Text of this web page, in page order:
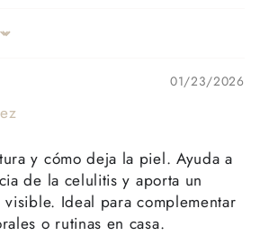
01/23/2026
y cómo deja la piel. Ayuda a
de la celulitis y aporta un
Ideal para complementar
o rutinas en casa.